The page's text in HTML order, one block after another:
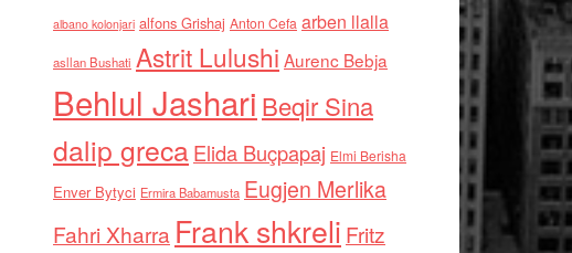
albano kolonjari alfons Grishaj Anton Cefa arben llalla
asllan Bushati Astrit Lulushi Aurenc Bebja
Behlul Jashari Beqir Sina
dalip grecaElida Buçpapaj Elmi Berisha
Enver Bytyci Ermira Babamusta Eugjen Merlika
Fahri Xharra Frank shkreli Fritz